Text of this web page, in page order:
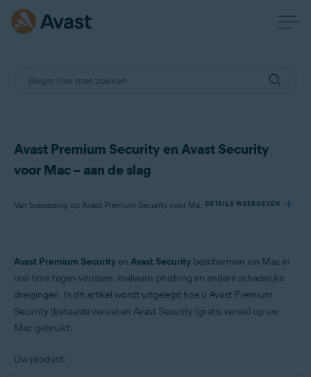
Avast Premium Security en Avast Security
voor Mac – aan de slag
Van toepassing op Avast Premium Security voor Mac, Avast Security voor MacDETAILS WEERGEVEN
Producten:
Avast Premium Security 15.x voor Mac
Besturingssystemen:
Apple macOS 11.x (Big Sur)
Avast Premium Security en Avast Security beschermen uw Mac in
real time tegen virussen, malware, phishing en andere schadelijke
dreigingen. In dit artikel wordt uitgelegd hoe u Avast Premium
Security (betaalde versie) en Avast Security (gratis versie) op uw
Mac gebruikt.
Uw product: